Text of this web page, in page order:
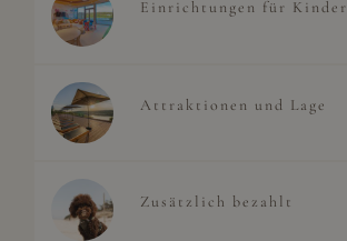
Einrichtungen für Kinder
Attraktionen und Lage
Zusätzlich bezahlt